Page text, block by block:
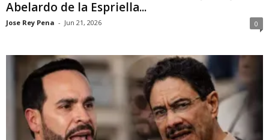
Abelardo de la Espriella...
Jose Rey Pena - Jun 21, 2026 0